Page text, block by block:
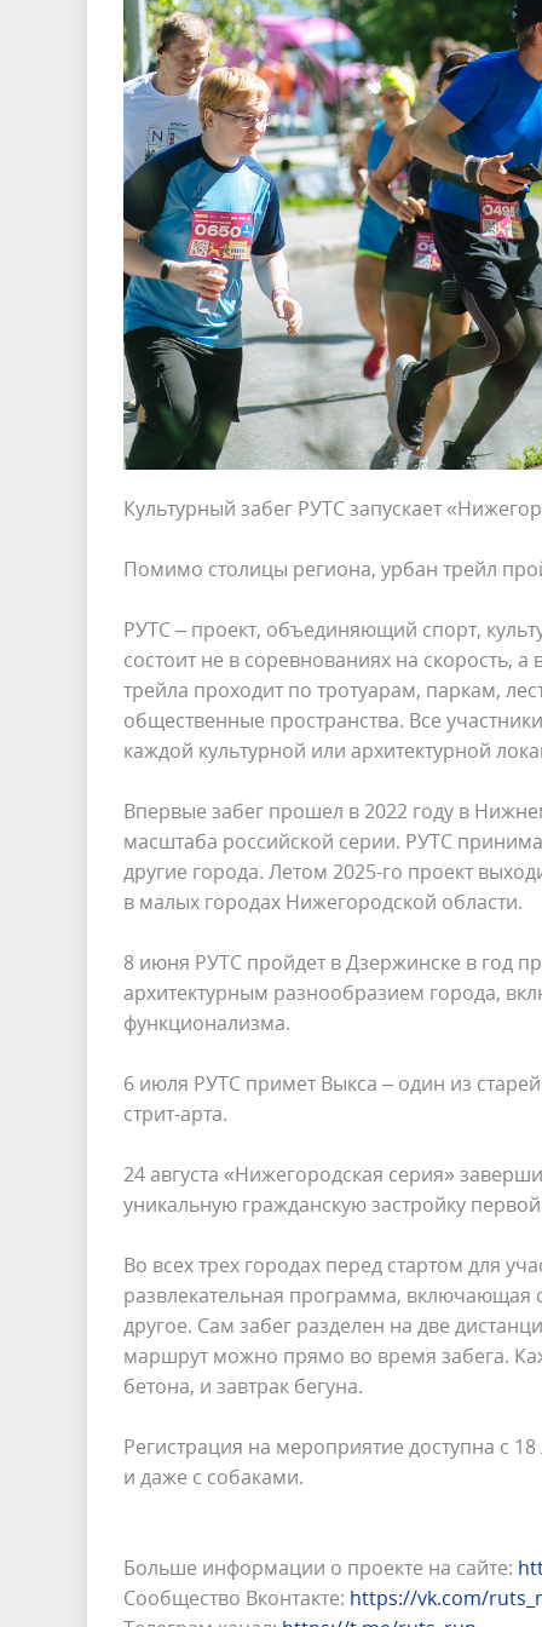
Культурный забег РУТС запускает
Помимо столицы региона, урбан трейл
РУТС – проект, объединяющий спорт,
состоит не в соревнованиях на скорость,
трейла проходит по тротуарам, паркам,
общественные пространства. Все
каждой культурной или архитектурной
Впервые забег прошел в 2022 году в
масштаба российской серии. РУТС
другие города. Летом 2025-го проект
в малых городах Нижегородской области.
8 июня РУТС пройдет в Дзержинске в год
архитектурным разнообразием города,
функционализма.
6 июля РУТС примет Выкса – один из
стрит-арта.
24 августа «Нижегородская серия»
уникальную гражданскую застройку
Во всех трех городах перед стартом для
развлекательная программа, включающая
другое. Сам забег разделен на две
маршрут можно прямо во время забега.
бетона, и завтрак бегуна.
Регистрация на мероприятие доступна с
и даже с собаками.
Больше информации о проекте на сайте:
Сообщество Вконтакте: https://vk.com/